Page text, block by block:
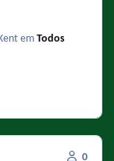
emTodos
0